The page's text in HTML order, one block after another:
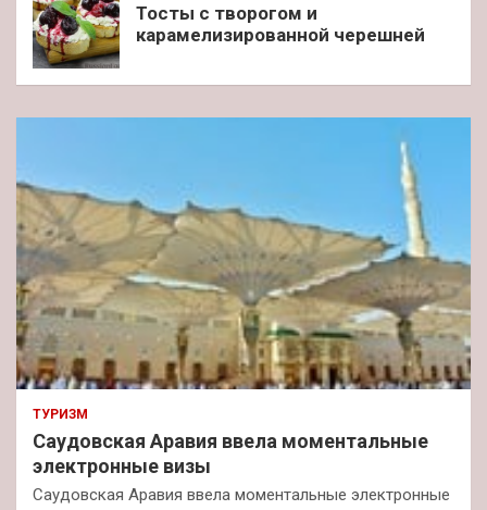
Тосты с творогом и
карамелизированной черешней
ТУРИЗМ
Саудовская Аравия ввела моментальные
электронные визы
Саудовская Аравия ввела моментальные электронные